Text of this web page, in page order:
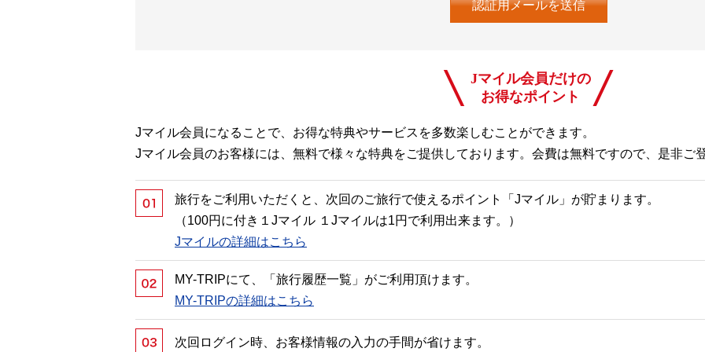
Jマイル会員だけの
お得なポイント
Jマイル会員になることで、お得な特典やサービスを多数楽しむことができます。
Jマイル会員のお客様には、無料で様々な特典をご提供しております。会費は無料ですので、是非ご
旅行をご利用いただくと、次回のご旅行で使えるポイント「Jマイル」が貯まります。
（100円に付き１Jマイル １Jマイルは1円で利用出来ます。）
Jマイルの詳細はこちら
MY-TRIPにて、「旅行履歴一覧」がご利用頂けます。
MY-TRIPの詳細はこちら
次回ログイン時、お客様情報の入力の手間が省けます。